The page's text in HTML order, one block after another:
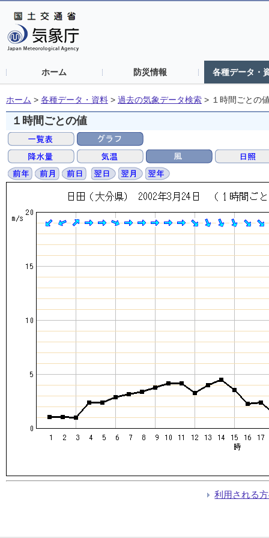
ホーム 防災情報 各種データ・
ホーム > 各種データ・資料 > 過去の気象データ検索 > １時間ごとの
１時間ごとの値
利用される